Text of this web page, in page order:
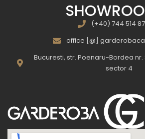
(+40) 744 514
office [@]
Bucuresti, str. Poenaru-Bordea nr.
sector 4